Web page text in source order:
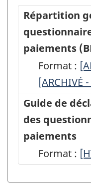
-
-
Répartition
paiements
Format : -
-
[ARCHIVÉ
Guide de
des
paiements
Format : -